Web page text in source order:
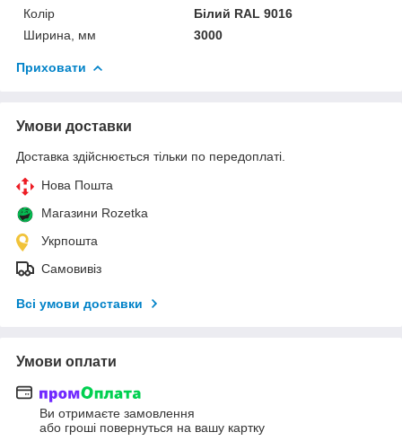
Колір
Білий RAL 9016
Ширина, мм
3000
Приховати
Умови доставки
Доставка здійснюється тільки по передоплаті.
Нова Пошта
Магазини Rozetka
Укрпошта
Самовивіз
Всі умови доставки
Умови оплати
Ви отримаєте замовлення
або гроші повернуться на вашу картку